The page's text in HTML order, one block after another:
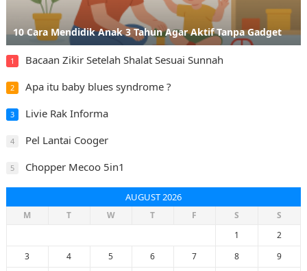
10 Cara Mendidik Anak 3 Tahun Agar Aktif Tanpa Gadget
1 Bacaan Zikir Setelah Shalat Sesuai Sunnah
2 Apa itu baby blues syndrome ?
3 Livie Rak Informa
4 Pel Lantai Cooger
5 Chopper Mecoo 5in1
AUGUST 2026
M T W T F S
S
1
2
3
4 5 6 7 8
9